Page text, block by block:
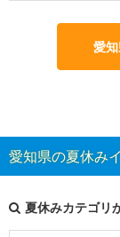
愛
愛知県の夏休み
夏休みカテゴリ